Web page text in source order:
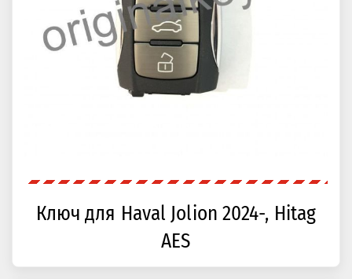
Ключ для Haval Jolion 2024-, Hitag
AES